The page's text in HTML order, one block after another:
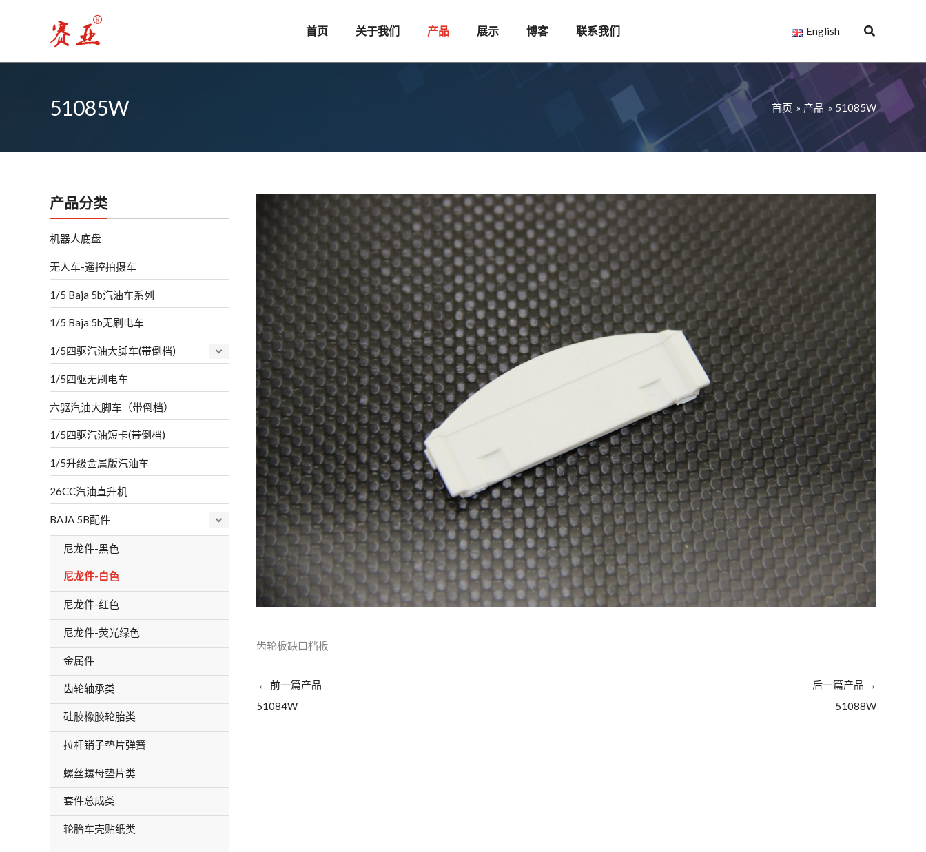
首页 关于我们 产品 展示 博客 联系我们 English
51085W 首页 产品 51085W
产品分类
机器人底盘
无人车-遥控拍摄车
1/5 Baja 5b汽油车系列
1/5 Baja 5b无刷电车
1/5四驱汽油大脚车(带倒档)
1/5四驱无刷电车
六驱汽油大脚车（带倒档）
1/5四驱汽油短卡(带倒档)
1/5升级金属版汽油车
26CC汽油直升机
BAJA 5B配件
尼龙件-黑色
尼龙件-白色
尼龙件-红色
尼龙件-荧光绿色
金属件
齿轮轴承类
硅胶橡胶轮胎类
拉杆销子垫片弹簧
螺丝螺母垫片类
套件总成类
轮胎车壳贴纸类
齿轮板缺口档板
← 前一篇产品
51084W
后一篇产品 →
51088W